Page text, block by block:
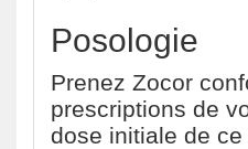
Posologie
Prenez Zocor
prescriptions de
dose initiale de